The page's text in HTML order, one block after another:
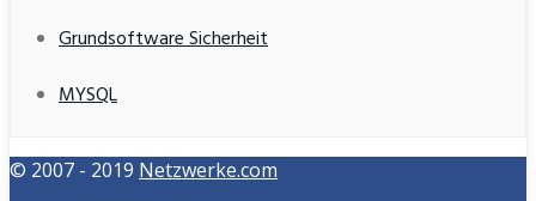
Grundsoftware Sicherheit
MYSQL
© 2007 - 2019 Netzwerke.com